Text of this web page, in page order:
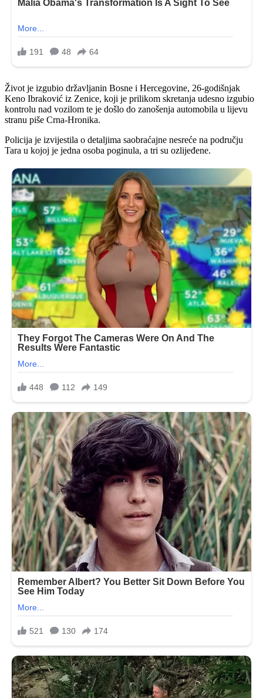
Život je izgubio državljanin Bosne i Hercegovine, 26-godišnjak
Keno Ibraković iz Zenice, koji je prilikom skretanja udesno izgubio
kontrolu nad vozilom te je došlo do zanošenja automobila u lijevu
stranu piše Crna-Hronika.
Policija je izvijestila o detaljima saobraćajne nesreće na području
Tara u kojoj je jedna osoba poginula, a tri su ozlijeđene.